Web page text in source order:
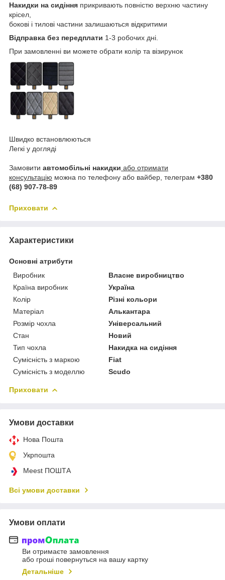
Накидки на сидіння прикривають повністю верхню частину
крісел,
бокові і тилові частини залишаються відкритими
Відправка без передплати 1-3 робочих дні.
При замовленні ви можете обрати колір та візирунок
Швидко встановлюються
Легкі у догляді
Замовити автомобільні накидки або отримати
консультацію можна по телефону або вайбер, телеграм +380
(68) 907-78-89
Приховати
Характеристики
Основні атрибути
Виробник
Власне виробництво
Країна виробник
Україна
Колір
Різні кольори
Матеріал
Алькантара
Розмір чохла
Універсальний
Стан
Новий
Тип чохла
Накидка на сидіння
Сумісність з маркою
Fiat
Сумісність з моделлю
Scudo
Приховати
Умови доставки
Нова Пошта
Укрпошта
Meest ПОШТА
Всі умови доставки
Умови оплати
Ви отримаєте замовлення
або гроші повернуться на вашу картку
Детальніше